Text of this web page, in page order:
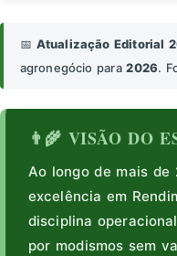
📅 Atualização Editorial
agronegócio para2026.
👨‍🌾 VISÃO DO
Ao longo de mais de
excelência em
disciplina
por modismos sem